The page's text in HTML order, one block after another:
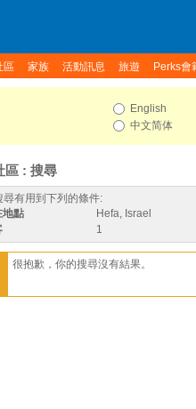
區 家族 活動訊息 旅遊 Perks會
English
中文简体
區 : 搜尋
尋有用到下列的條件:
地點
Hefa, Israel
1
很抱歉，你的搜尋沒有結果。